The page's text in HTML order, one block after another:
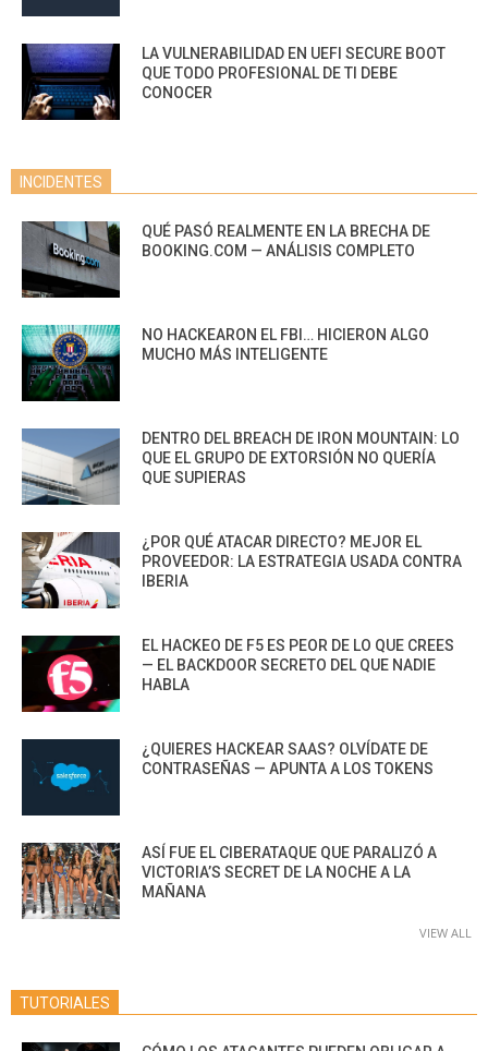
LA VULNERABILIDAD EN UEFI SECURE BOOT
QUE TODO PROFESIONAL DE TI DEBE
CONOCER
INCIDENTES
QUÉ PASÓ REALMENTE EN LA BRECHA DE
BOOKING.COM — ANÁLISIS COMPLETO
NO HACKEARON EL FBI… HICIERON ALGO
MUCHO MÁS INTELIGENTE
DENTRO DEL BREACH DE IRON MOUNTAIN: LO
QUE EL GRUPO DE EXTORSIÓN NO QUERÍA
QUE SUPIERAS
¿POR QUÉ ATACAR DIRECTO? MEJOR EL
PROVEEDOR: LA ESTRATEGIA USADA CONTRA
IBERIA
EL HACKEO DE F5 ES PEOR DE LO QUE CREES
— EL BACKDOOR SECRETO DEL QUE NADIE
HABLA
¿QUIERES HACKEAR SAAS? OLVÍDATE DE
CONTRASEÑAS — APUNTA A LOS TOKENS
ASÍ FUE EL CIBERATAQUE QUE PARALIZÓ A
VICTORIA’S SECRET DE LA NOCHE A LA
MAÑANA
VIEW ALL
TUTORIALES